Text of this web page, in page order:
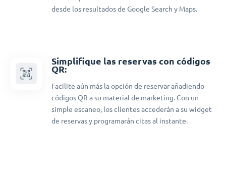
desde los resultados de Google Search y Maps.
Simplifique las reservas con códigos
QR:
Facilite aún más la opción de reservar añadiendo
códigos QR a su material de marketing. Con un
simple escaneo, los clientes accederán a su widget
de reservas y programarán citas al instante.